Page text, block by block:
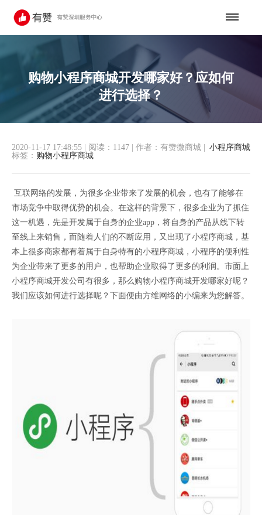
购物小程序商城开发哪家好？应如何
进行选择？
小程序商城
2020-11-17 17:48:55 阅读：1147 作者：有赞微商城
标签： 购物小程序商城
互联网络的发展，为很多企业带来了发展的机会，也有了能够在
市场竞争中取得优势的机会。在这样的背景下，很多企业为了抓住
这一机遇，先是开发属于自身的企业app，将自身的产品从线下转
至线上来销售，而随着人们的不断应用，又出现了小程序商城，基
本上很多商家都有着属于自身特有的小程序商城，小程序的便利性
为企业带来了更多的用户，也帮助企业取得了更多的利润。市面上
小程序商城开发公司有很多，那么购物小程序商城开发哪家好呢？
我们应该如何进行选择呢？下面便由方维网络的小编来为您解答。